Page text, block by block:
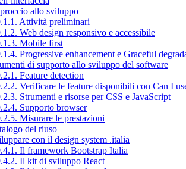
allo sviluppo
Attività preliminari
Web design responsivo e accessibile
Mobile first
Progressive enhancement e Graceful
di supporto allo sviluppo del software
Feature detection
Verificare le feature disponibili con Can I
Strumenti e risorse per CSS e JavaScript
Supporto browser
Misurare le prestazioni
del riuso
con il design system .italia
Il framework Bootstrap Italia
Il kit di sviluppo React